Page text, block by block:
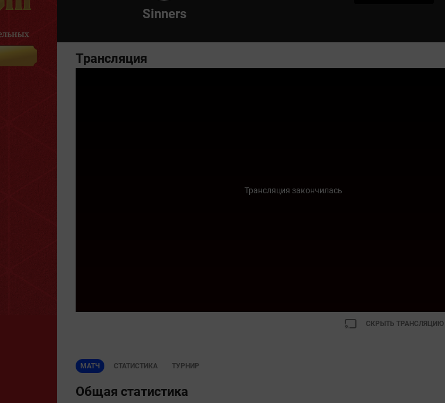
Sinners
Трансляция
Трансляция закончилась
СКРЫТЬ ТРАНСЛЯЦИЮ
МАТЧ СТАТИСТИКА ТУРНИР
Общая статистика